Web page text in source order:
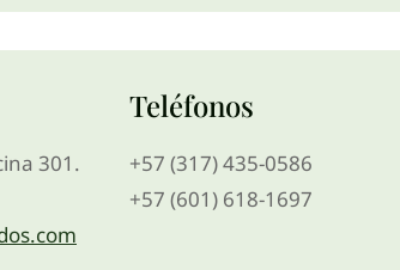
301.
Teléfonos
+57 (317) 435-0586
+57 (601) 618-1697